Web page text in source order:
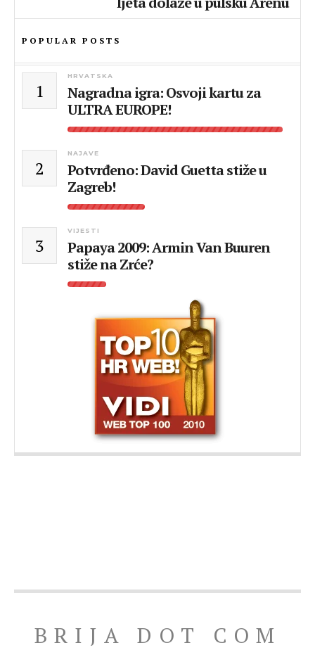
POPULAR POSTS
1
HRVATSKA
Nagradna igra: Osvoji kartu za
ULTRA EUROPE!
2
NAJAVE
Potvrđeno: David Guetta stiže u
Zagreb!
3
VIJESTI
Papaya 2009: Armin Van Buuren
stiže na Zrće?
BRIJA DOT COM